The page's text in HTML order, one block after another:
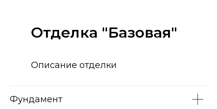
Описание отделки
Отделка "Базовая"
Фундамент